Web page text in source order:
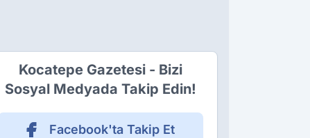
Kocatepe Gazetesi - Bizi
Sosyal Medyada Takip Edin!
Facebook'ta Takip Et